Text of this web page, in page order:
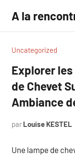
contenu
A la
Uncategorized
Explorer les
de Chevet
Ambiance
par Louise KESTEL
Une lampe de